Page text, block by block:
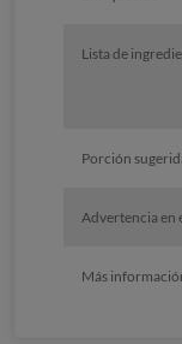
Lista de
Porción
Advertencia en
Más